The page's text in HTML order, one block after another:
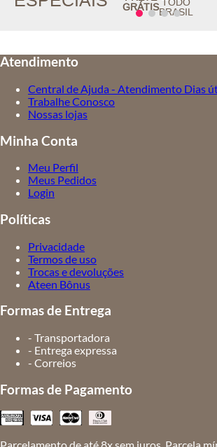
GRÁTISBRASIL
Atendimento
Central de Ajuda - Atendimento Dias
Trabalhe Conosco
Nossas lojas
Minha Conta
Meu Perfil
Meus Pedidos
Login
Políticas
Privacidade
Termos de uso
Trocas e devoluções
Ateen Bônus
Formas de Entrega
- Transportadora
- Entrega expressa
- Correios
Formas de Pagamento
Parcelamento de até 8x sem juros. Parcela